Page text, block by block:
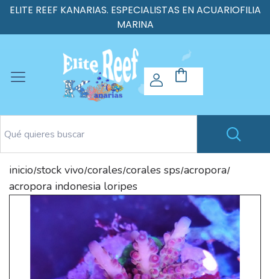
ELITE REEF KANARIAS. ESPECIALISTAS EN ACUARIOFILIA
MARINA
inicio/stock vivo/corales/corales sps/acropora/
acropora indonesia loripes